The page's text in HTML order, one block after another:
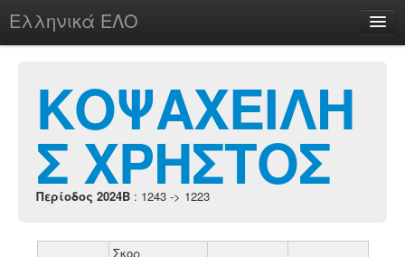
Ελληνικά ΕΛΟ
chesstu.be @ discord
Login
ΚΟΨΑΧΕΙΛΗ
Σ ΧΡΗΣΤΟΣ
Περίοδος 2024B : 1243 -> 1223
Σκορ